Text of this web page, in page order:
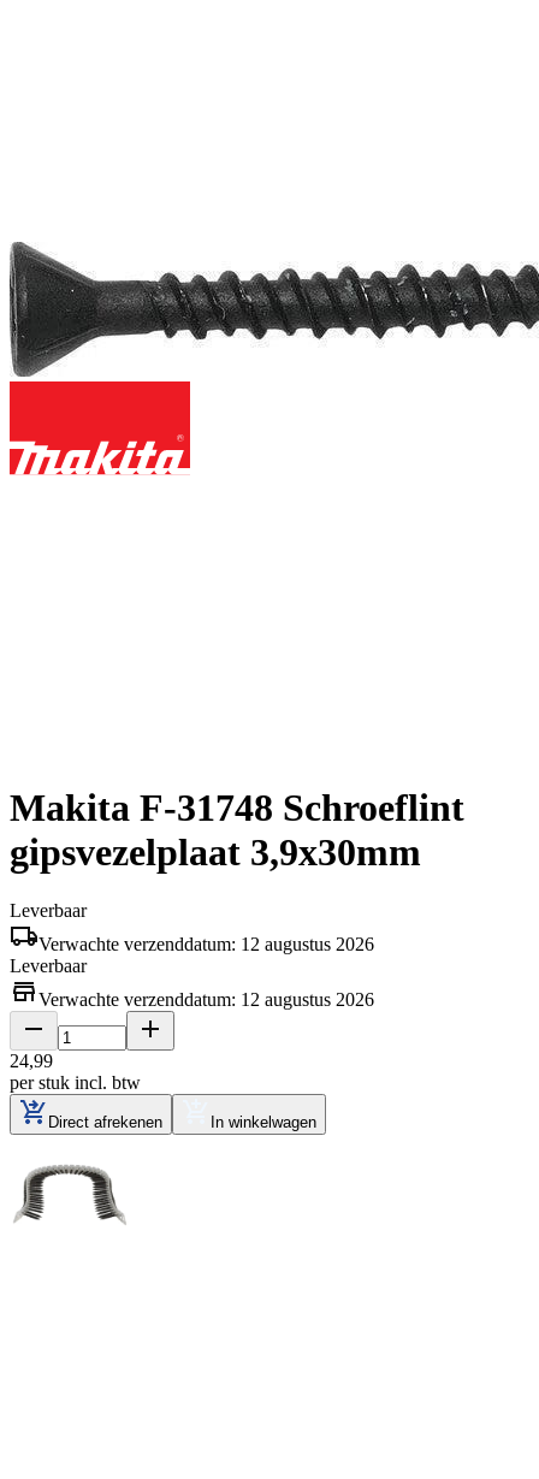
Makita F-31748 Schroeflint
gipsvezelplaat 3,9x30mm
Leverbaar
Verwachte verzenddatum: 12 augustus 2026
Leverbaar
Verwachte verzenddatum: 12 augustus 2026
24,99
per stuk incl. btw
Direct afrekenen In winkelwagen